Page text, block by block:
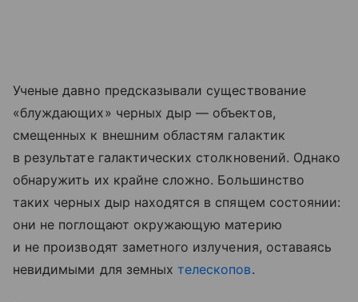
Ученые давно предсказывали существование
«блуждающих» черных дыр — объектов,
смещенных к внешним областям галактик
в результате галактических столкновений. Однако
обнаружить их крайне сложно. Большинство
таких черных дыр находятся в спящем состоянии:
они не поглощают окружающую материю
и не производят заметного излучения, оставаясь
невидимыми для земныхтелескопов.